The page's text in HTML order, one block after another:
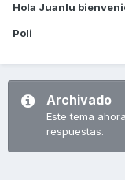
Hola Juanlu
Poli
Archivado
Este tema
respuestas.